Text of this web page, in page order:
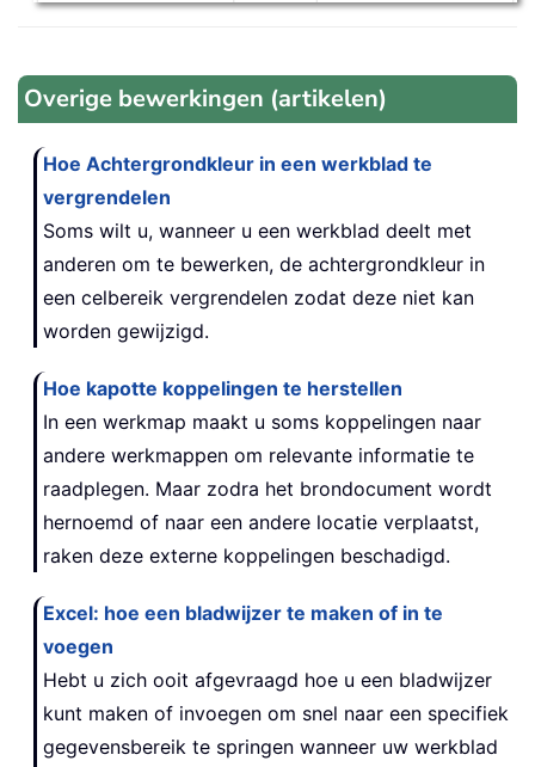
Overige bewerkingen (artikelen)
Hoe Achtergrondkleur in een werkblad te
vergrendelen
Soms wilt u, wanneer u een werkblad deelt met
anderen om te bewerken, de achtergrondkleur in
een celbereik vergrendelen zodat deze niet kan
worden gewijzigd.
Hoe kapotte koppelingen te herstellen
In een werkmap maakt u soms koppelingen naar
andere werkmappen om relevante informatie te
raadplegen. Maar zodra het brondocument wordt
hernoemd of naar een andere locatie verplaatst,
raken deze externe koppelingen beschadigd.
Excel: hoe een bladwijzer te maken of in te
voegen
Hebt u zich ooit afgevraagd hoe u een bladwijzer
kunt maken of invoegen om snel naar een specifiek
gegevensbereik te springen wanneer uw werkblad